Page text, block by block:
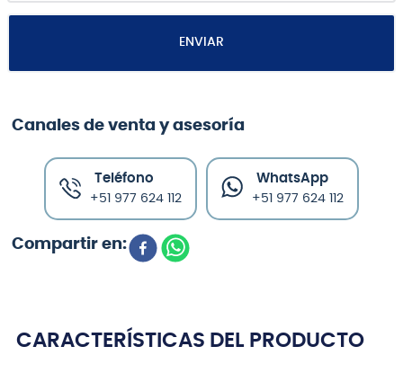
ENVIAR
Canales de venta y asesoría
Teléfono
+51 977 624 112
WhatsApp
+51 977 624 112
CARACTERÍSTICAS DEL PRODUCTO